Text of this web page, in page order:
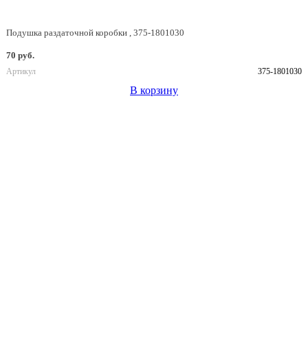
Подушка раздаточной коробки , 375-1801030
70 руб.
Артикул 375-1801030
В корзину